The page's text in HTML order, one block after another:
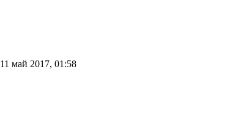
11 май 2017, 01:58